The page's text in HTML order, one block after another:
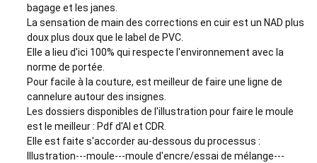
bagage et les janes.
La sensation de main des corrections en cuir est un NAD plus
doux plus doux que le label de PVC.
Elle a lieu d'ici 100% qui respecte l'environnement avec la
norme de portée.
Pour facile à la couture, est meilleur de faire une ligne de
cannelure autour des insignes.
Les dossiers disponibles de l'illustration pour faire le moule
est le meilleur : Pdf d'AI et CDR.
Elle est faite s'accorder au-dessous du processus :
Illustration---moule---moule d'encre/essai de mélange---